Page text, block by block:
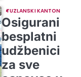
TUZLANSKI KANTON
Osigurani
besplatni
udžbenici
za sve